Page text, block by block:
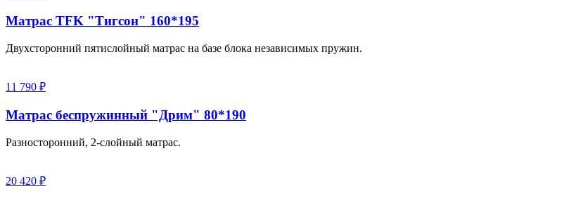
Матрас TFK "Тигсон" 160*195
Двухсторонний пятислойный матрас на базе блока независимых пружин.
11 790 ₽
Матрас беспружинный "Дрим" 80*190
Разносторонний, 2-слойный матрас.
20 420 ₽